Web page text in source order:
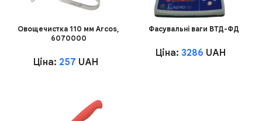
Овощечистка 110 мм Arcos,
6070000
Ціна: 257 UAH
Фасувальні ваги ВТД-ФД
Ціна: 3286 UAH